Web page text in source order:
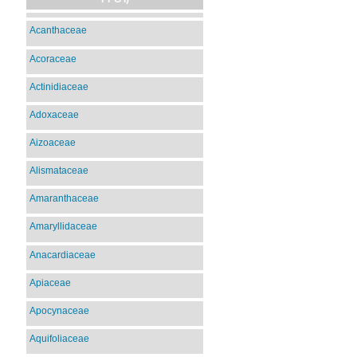
Acanthaceae
Acoraceae
Actinidiaceae
Adoxaceae
Aizoaceae
Alismataceae
Amaranthaceae
Amaryllidaceae
Anacardiaceae
Apiaceae
Apocynaceae
Aquifoliaceae